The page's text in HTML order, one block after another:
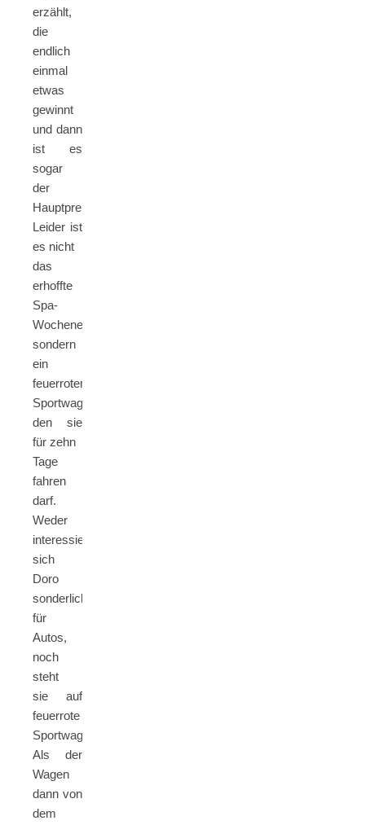
erzählt,
die
endlich
einmal
etwas
gewinnt
und dann
ist es
sogar
der
Hauptpreis.
Leider ist
es nicht
das
erhoffte
Spa-
Wochenende,
sondern
ein
feuerroter
Sportwagen
den sie
für zehn
Tage
fahren
darf.
Weder
interessiert
sich
Doro
sonderlich
für
Autos,
noch
steht
sie auf
feuerrote
Sportwagen.
Als der
Wagen
dann von
dem